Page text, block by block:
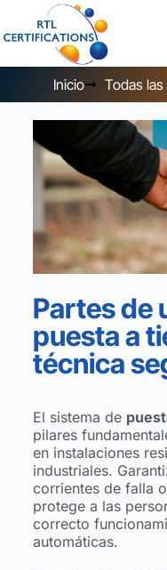
Inicio Todas
Partes de
puesta a
técnica
El sistema de
pilares
en instalaciones
industriales.
corrientes de falla
protege a las
correcto
automáticas.